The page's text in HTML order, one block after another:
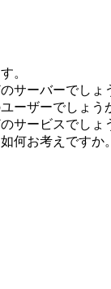
。
サーバーでしょ
ーザーでしょう
サービスでしょ
何お考えですか